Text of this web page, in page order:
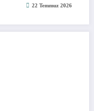
22 Temmuz 2026